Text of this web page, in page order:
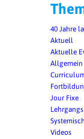
40 Jahre
Aktuell
Aktuelle
Allgemein
Jour Fixe
Videos